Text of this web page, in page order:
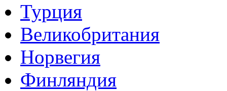
Турция
Великобритания
Норвегия
Финляндия